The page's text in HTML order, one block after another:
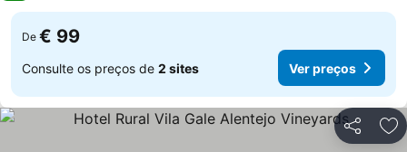
De € 99
Consulte os preços de 2 sites Ver preços
Partilhar